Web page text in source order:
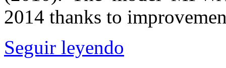
2014 thanks to
Seguir leyendo